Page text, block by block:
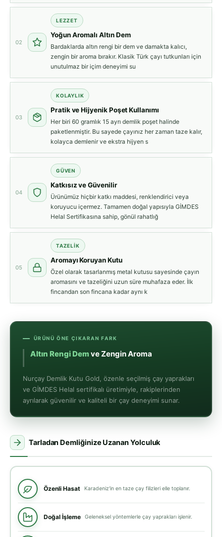
02
LEZZET
Yoğun Aromalı Altın Dem
Bardaklarda altın rengi bir dem ve damakta kalıcı,
zengin bir aroma bırakır. Klasik Türk çayı tutkunları için
unutulmaz bir içim deneyimi su
03
KOLAYLIK
Pratik ve Hijyenik Poşet Kullanımı
Her biri 60 gramlık 15 ayrı demlik poşet halinde
paketlenmiştir. Bu sayede çayınız her zaman taze kalır,
kolayca demlenir ve ekstra hijyen s
04
GÜVEN
Katkısız ve Güvenilir
Ürünümüz hiçbir katkı maddesi, renklendirici veya
koruyucu içermez. Tamamen doğal yapısıyla GİMDES
Helal Sertifikasına sahip, gönül rahatlığ
05
TAZELİK
Aromayı Koruyan Kutu
Özel olarak tasarlanmış metal kutusu sayesinde çayın
aromasını ve tazeliğini uzun süre muhafaza eder. İlk
fincandan son fincana kadar aynı k
ÜRÜNÜ ÖNE ÇIKARAN FARK
Altın Rengi Dem ve Zengin Aroma
Nurçay Demlik Kutu Gold, özenle seçilmiş çay yaprakları
ve GİMDES Helal sertifikalı üretimiyle, rakiplerinden
ayrılarak güvenilir ve kaliteli bir çay deneyimi sunar.
Tarladan Demliğinize Uzanan Yolculuk
Özenli Hasat Karadeniz'in en taze çay filizleri elle toplanır.
Doğal İşleme Geleneksel yöntemlerle çay yaprakları işlenir.